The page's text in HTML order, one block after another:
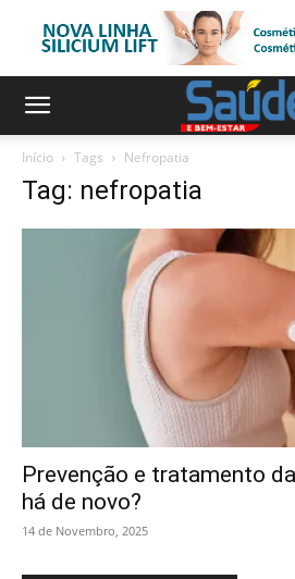
Início Tags Nefropatia
Tag: nefropatia
Prevenção e tratamento
há de novo?
14 de Novembro, 2025